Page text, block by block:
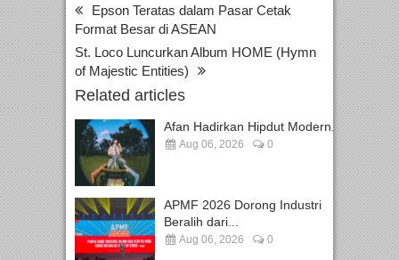
Epson Teratas dalam Pasar Cetak
Format Besar di ASEAN
St. Loco Luncurkan Album HOME (Hymn
of Majestic Entities)
Related articles
Afan Hadirkan Hipdut Modern...
Aug 06, 2026 0
APMF 2026 Dorong Industri
Beralih dari...
Aug 06, 2026 0